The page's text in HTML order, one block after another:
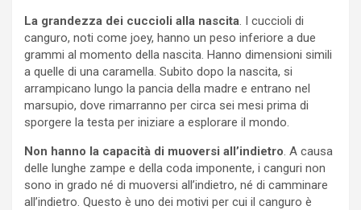
La grandezza dei cuccioli alla nascita. I cuccioli di
canguro, noti come joey, hanno un peso inferiore a due
grammi al momento della nascita. Hanno dimensioni simili
a quelle di una caramella. Subito dopo la nascita, si
arrampicano lungo la pancia della madre e entrano nel
marsupio, dove rimarranno per circa sei mesi prima di
sporgere la testa per iniziare a esplorare il mondo.
Non hanno la capacità di muoversi all’indietro. A causa
delle lunghe zampe e della coda imponente, i canguri non
sono in grado né di muoversi all’indietro, né di camminare
all’indietro. Questo è uno dei motivi per cui il canguro è